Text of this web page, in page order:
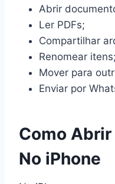
Abrir
Ler PDFs;
Compartilhar
Renomear itens;
Mover para
Enviar por
Como Abrir
No iPhone